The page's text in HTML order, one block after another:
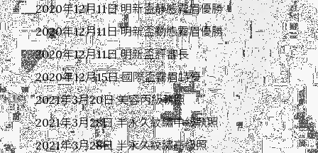
2020年12月11日 明新盃靜態霧眉優勝
2020年12月11日 明新盃動態霧眉優勝
2020年12月11日 明新盃評審長
2020年12月15日 國際盃霧眉特優
2021年3月20日 美容丙級執照
2021年3月28日 半永久紋繡中級執照
2021年3月28日 半永久紋繡高級照